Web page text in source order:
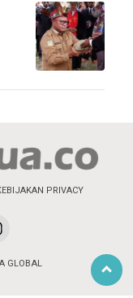
PRIVACY
GLOBAL